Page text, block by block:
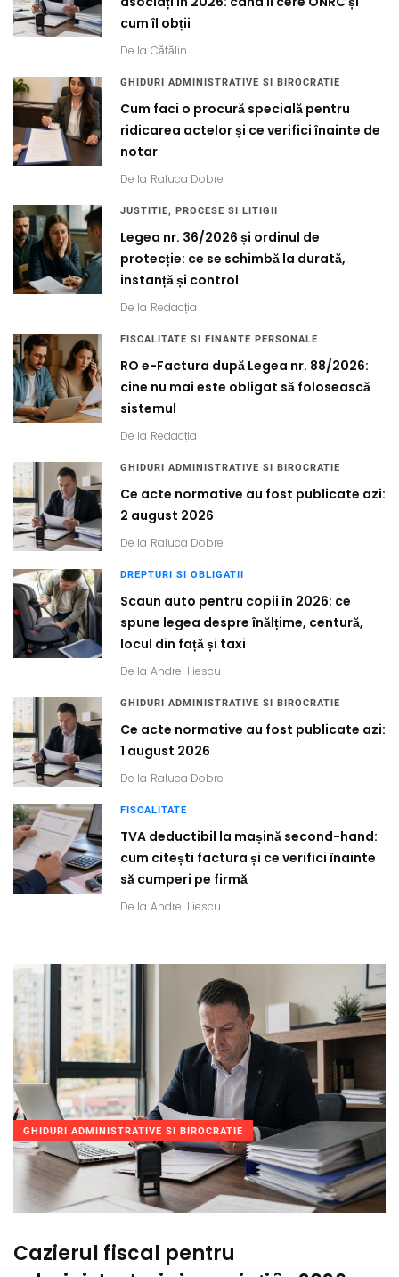
cum îl obții
De la Cătălin
GHIDURI ADMINISTRATIVE SI BIROCRATIE
Cum faci o procură specială pentru
ridicarea actelor și ce verifici înainte de
notar
De la Raluca Dobre
JUSTITIE, PROCESE SI LITIGII
Legea nr. 36/2026 și ordinul de
protecție: ce se schimbă la durată,
instanță și control
De la Redacția
FISCALITATE SI FINANTE PERSONALE
RO e-Factura după Legea nr. 88/2026:
cine nu mai este obligat să folosească
sistemul
De la Redacția
GHIDURI ADMINISTRATIVE SI BIROCRATIE
Ce acte normative au fost publicate azi:
2 august 2026
De la Raluca Dobre
DREPTURI SI OBLIGATII
Scaun auto pentru copii în 2026: ce
spune legea despre înălțime, centură,
locul din față și taxi
De la Andrei Iliescu
GHIDURI ADMINISTRATIVE SI BIROCRATIE
Ce acte normative au fost publicate azi:
1 august 2026
De la Raluca Dobre
FISCALITATE
TVA deductibil la mașină second-hand:
cum citești factura și ce verifici înainte
să cumperi pe firmă
De la Andrei Iliescu
GHIDURI ADMINISTRATIVE SI BIROCRATIE
Cazierul fiscal pentru